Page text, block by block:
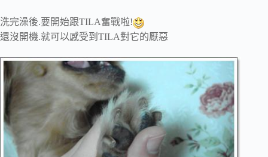
洗完澡後.要開始跟TILA奮戰啦!
還沒開機.就可以感受到TILA對它的厭惡